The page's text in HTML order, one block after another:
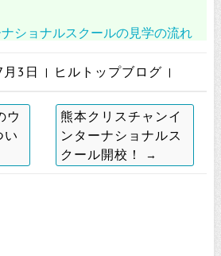
ショナルスクールの見学の流れ
3日 | ヒルトップブログ |
ウ
い
熊本クリスチャンイ
ンターナショナルス
クール開校！
→